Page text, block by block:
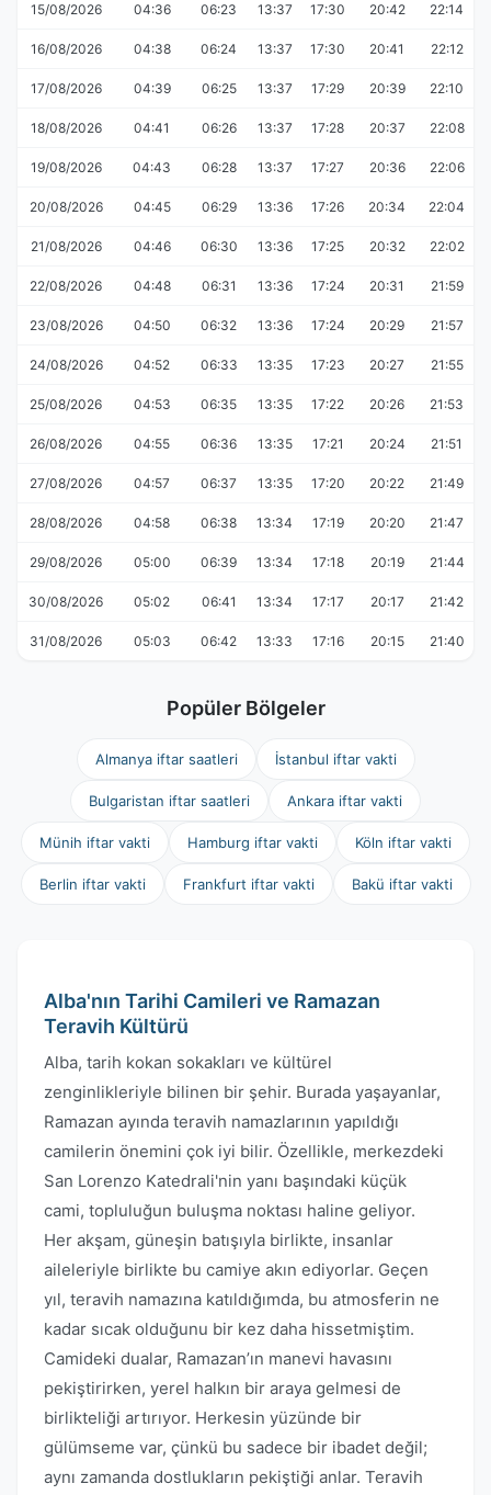
15/08/2026 04:36 06:23 13:37 17:30 20:42 22:14
16/08/2026 04:38 06:24 13:37 17:30 20:41 22:12
17/08/2026 04:39 06:25 13:37 17:29 20:39 22:10
18/08/2026 04:41 06:26 13:37 17:28 20:37 22:08
19/08/2026 04:43 06:28 13:37 17:27 20:36 22:06
20/08/2026 04:45 06:29 13:36 17:26 20:34 22:04
21/08/2026 04:46 06:30 13:36 17:25 20:32 22:02
22/08/2026 04:48 06:31 13:36 17:24 20:31 21:59
23/08/2026 04:50 06:32 13:36 17:24 20:29 21:57
24/08/2026 04:52 06:33 13:35 17:23 20:27 21:55
25/08/2026 04:53 06:35 13:35 17:22 20:26 21:53
26/08/2026 04:55 06:36 13:35 17:21 20:24 21:51
27/08/2026 04:57 06:37 13:35 17:20 20:22 21:49
28/08/2026 04:58 06:38 13:34 17:19 20:20 21:47
29/08/2026 05:00 06:39 13:34 17:18 20:19 21:44
30/08/2026 05:02 06:41 13:34 17:17 20:17 21:42
31/08/2026 05:03 06:42 13:33 17:16 20:15 21:40
Popüler Bölgeler
Almanya iftar saatleri İstanbul iftar vakti
Bulgaristan iftar saatleri Ankara iftar vakti
Münih iftar vakti Hamburg iftar vakti Köln iftar vakti
Berlin iftar vakti Frankfurt iftar vakti Bakü iftar vakti
Alba'nın Tarihi Camileri ve Ramazan
Teravih Kültürü
Alba, tarih kokan sokakları ve kültürel
zenginlikleriyle bilinen bir şehir. Burada yaşayanlar,
Ramazan ayında teravih namazlarının yapıldığı
camilerin önemini çok iyi bilir. Özellikle, merkezdeki
San Lorenzo Katedrali'nin yanı başındaki küçük
cami, topluluğun buluşma noktası haline geliyor.
Her akşam, güneşin batışıyla birlikte, insanlar
aileleriyle birlikte bu camiye akın ediyorlar. Geçen
yıl, teravih namazına katıldığımda, bu atmosferin ne
kadar sıcak olduğunu bir kez daha hissetmiştim.
Camideki dualar, Ramazan’ın manevi havasını
pekiştirirken, yerel halkın bir araya gelmesi de
birlikteliği artırıyor. Herkesin yüzünde bir
gülümseme var, çünkü bu sadece bir ibadet değil;
aynı zamanda dostlukların pekiştiği anlar. Teravih